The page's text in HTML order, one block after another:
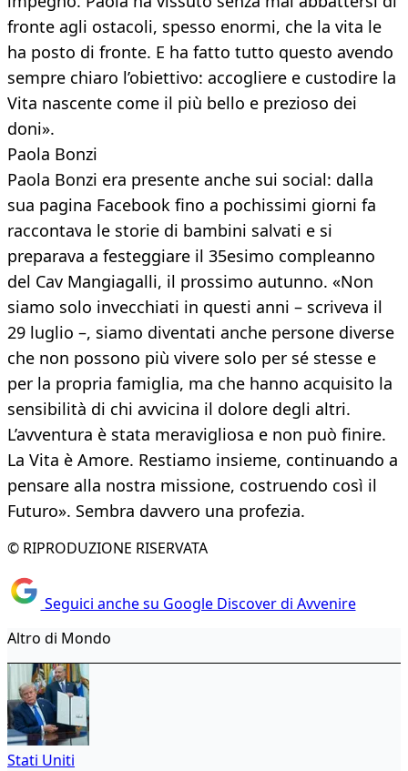
fronte agli ostacoli, spesso enormi, che la vita le
ha posto di fronte. E ha fatto tutto questo avendo
sempre chiaro l’obiettivo: accogliere e custodire la
Vita nascente come il più bello e prezioso dei
doni».
Paola Bonzi
Paola Bonzi era presente anche sui social: dalla
sua pagina Facebook fino a pochissimi giorni fa
raccontava le storie di bambini salvati e si
preparava a festeggiare il 35esimo compleanno
del Cav Mangiagalli, il prossimo autunno. «Non
siamo solo invecchiati in questi anni – scriveva il
29 luglio –, siamo diventati anche persone diverse
che non possono più vivere solo per sé stesse e
per la propria famiglia, ma che hanno acquisito la
sensibilità di chi avvicina il dolore degli altri.
L’avventura è stata meravigliosa e non può finire.
La Vita è Amore. Restiamo insieme, continuando a
pensare alla nostra missione, costruendo così il
Futuro». Sembra davvero una profezia.
© RIPRODUZIONE RISERVATA
Seguici anche su Google Discover di Avvenire
Altro di Mondo
Stati Uniti